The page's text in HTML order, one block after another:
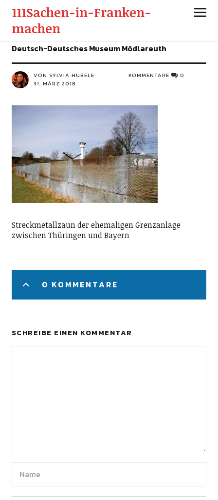
111Sachen-in-Franken-
machen
Deutsch-Deutsches Museum Mödlareuth
VON SYLVIA HUBELE
31. MÄRZ 2018
KOMMENTARE 0
Streckmetallzaun der ehemaligen Grenzanlage
zwischen Thüringen und Bayern
0 KOMMENTARE
SCHREIBE EINEN KOMMENTAR